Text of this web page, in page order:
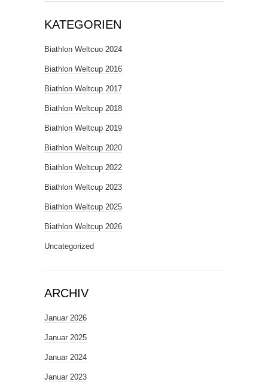
KATEGORIEN
Biathlon Weltcuo 2024
Biathlon Weltcup 2016
Biathlon Weltcup 2017
Biathlon Weltcup 2018
Biathlon Weltcup 2019
Biathlon Weltcup 2020
Biathlon Weltcup 2022
Biathlon Weltcup 2023
Biathlon Weltcup 2025
Biathlon Weltcup 2026
Uncategorized
ARCHIV
Januar 2026
Januar 2025
Januar 2024
Januar 2023